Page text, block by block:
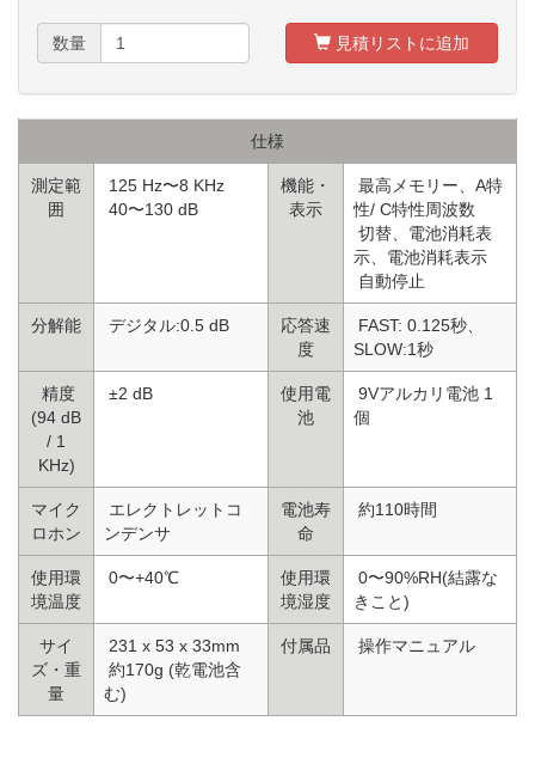
数量 見積リストに追加
仕様
測定範
囲
125 Hz〜8 KHz
40〜130 dB
機能・
表示
最高メモリー、A特
性/ C特性周波数
切替、電池消耗表
示、電池消耗表示
自動停止
分解能 デジタル:0.5 dB
応答速
度
FAST: 0.125秒、
SLOW:1秒
精度
(94 dB
/ 1
KHz)
±2 dB
使用電
池
9Vアルカリ電池 1
個
マイク
ロホン
エレクトレットコ
ンデンサ
電池寿
命
約110時間
使用環
境温度
0〜+40℃
使用環
境湿度
0〜90%RH(結露な
きこと)
サイ
ズ・重
量
231 x 53 x 33mm
約170g (乾電池含
む)
付属品 操作マニュアル